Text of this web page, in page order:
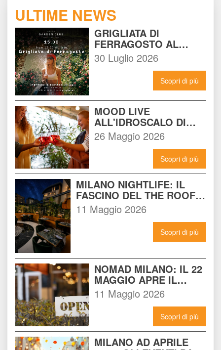
ULTIME NEWS
GRIGLIATA DI
FERRAGOSTO AL
BEACH GARDEN CLUB
MILANO: LA FESTA DA
NON PERDERE DEL 15
30 Luglio 2026
Scopri di più
MOOD LIVE
ALL'IDROSCALO DI
MILANO: IL LOCALE
CHE DEVI CONOSCERE
26 Maggio 2026
Scopri di più
MILANO NIGHTLIFE: IL
FASCINO DEL THE ROOF
14 INCONTRA L'ENERGIA
DEL NOMAD
11 Maggio 2026
Scopri di più
NOMAD MILANO: IL 22
MAGGIO APRE IL
LOCALE CHE
CAMBIERÀ I VENERDÌ
SERA A MILANO
11 Maggio 2026
Scopri di più
MILANO AD APRILE